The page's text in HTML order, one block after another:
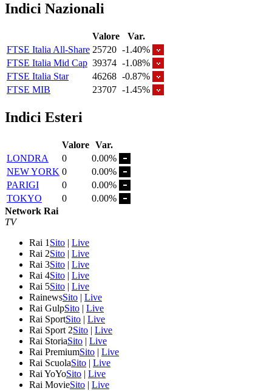
Indici Nazionali
Valore
Var.
FTSE Italia All-Share 25720 -1.40%
FTSE Italia Mid Cap 39374 -1.08%
FTSE Italia Star
46268 -0.87%
FTSE MIB
23707 -1.45%
Indici Esteri
Valore Var.
LONDRA
0
0.00%
NEW YORK 0
0.00%
PARIGI
0
0.00%
TOKYO
0
0.00%
Network Rai
TV
Rai 1 Sito | Live
Rai 2Sito | Live
Rai 3Sito | Live
Rai 4Sito | Live
Rai 5Sito | Live
RainewsSito | Live
Rai GulpSito | Live
Rai SportSito | Live
Rai Sport 2Sito | Live
Rai StoriaSito | Live
Rai PremiumSito | Live
Rai ScuolaSito | Live
Rai YoYoSito | Live
Rai MovieSito | Live